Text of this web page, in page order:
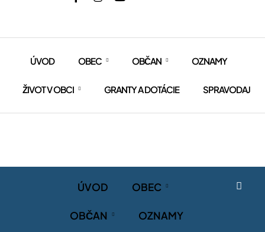
ÚVOD OBEC OBČAN OZNAMY
ŽIVOT V OBCI GRANTY A DOTÁCIE SPRAVODAJ
ÚVOD OBEC
OBČAN OZNAMY